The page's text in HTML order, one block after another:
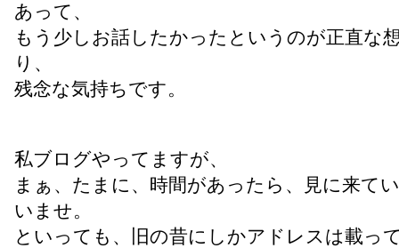
あって、
もう少しお話したかったというのが正直な
り、
残念な気持ちです。
私ブログやってますが、
まぁ、たまに、時間があったら、見に来て
いませ。
といっても、旧の昔にしかアドレスは載っ